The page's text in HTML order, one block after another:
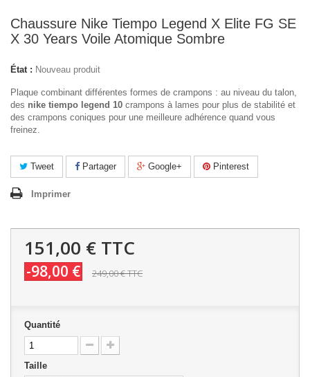
Chaussure Nike Tiempo Legend X Elite FG SE
X 30 Years Voile Atomique Sombre
État : Nouveau produit
Plaque combinant différentes formes de crampons : au niveau du talon,
des nike tiempo legend 10 crampons à lames pour plus de stabilité et
des crampons coniques pour une meilleure adhérence quand vous
freinez.
Tweet Partager Google+ Pinterest
Imprimer
151,00 € TTC
-98,00 € 249,00 €TTC
Quantité
Taille